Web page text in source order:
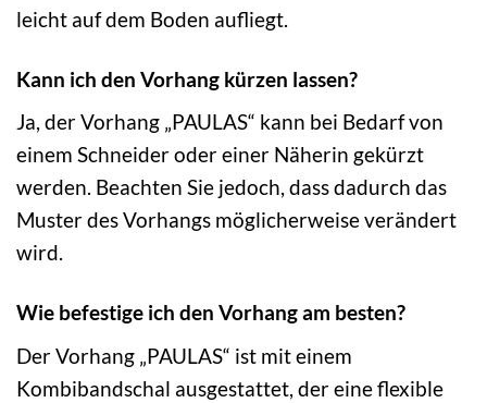
leicht auf dem Boden aufliegt.
Kann ich den Vorhang kürzen lassen?
Ja, der Vorhang „PAULAS“ kann bei Bedarf von
einem Schneider oder einer Näherin gekürzt
werden. Beachten Sie jedoch, dass dadurch das
Muster des Vorhangs möglicherweise verändert
wird.
Wie befestige ich den Vorhang am besten?
Der Vorhang „PAULAS“ ist mit einem
Kombibandschal ausgestattet, der eine flexible